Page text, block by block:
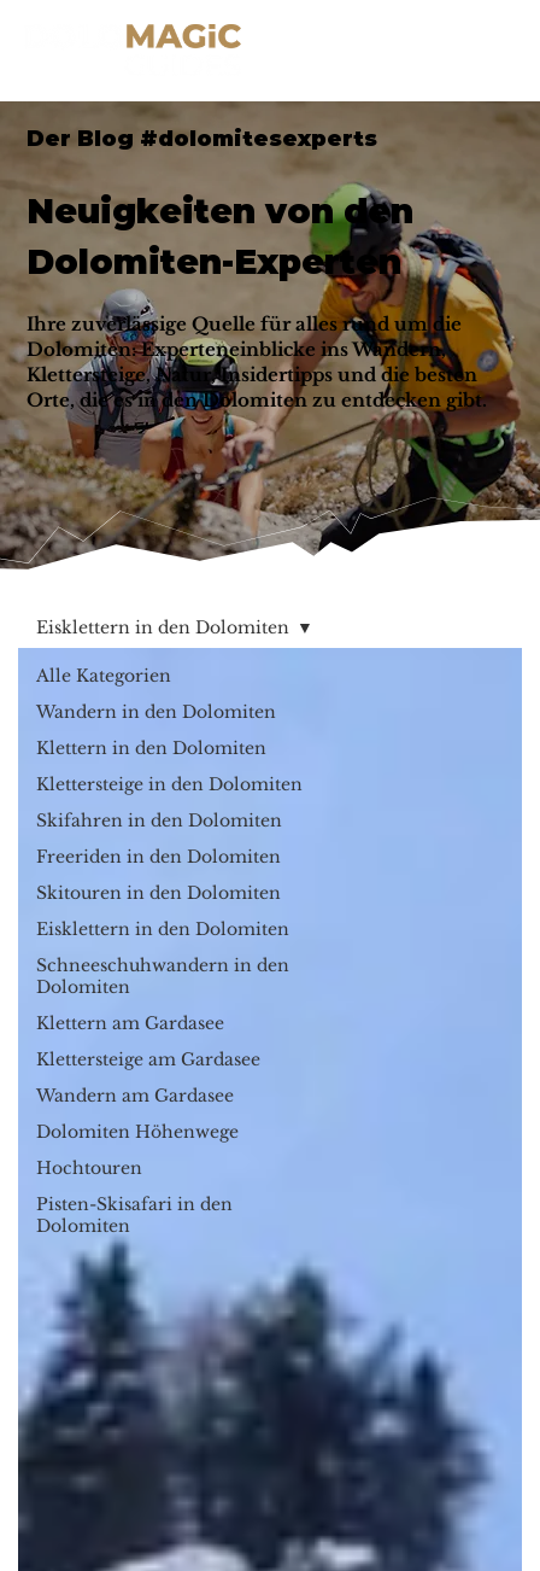
Der Blog #dolomitesexperts
Neuigkeiten von den
Dolomiten-Experten
Ihre zuverlässige Quelle für alles rund um die
Dolomiten: Experteneinblicke ins Wandern,
Klettersteige, Natur, Insidertipps und die besten
Orte, die es in den Dolomiten zu entdecken gibt.
Alle Kategorien
Wandern in den Dolomiten
Klettern in den Dolomiten
Klettersteige in den Dolomiten
Skifahren in den Dolomiten
Freeriden in den Dolomiten
Skitouren in den Dolomiten
Eisklettern in den Dolomiten
Schneeschuhwandern in den
Dolomiten
Klettern am Gardasee
Klettersteige am Gardasee
Wandern am Gardasee
Dolomiten Höhenwege
Hochtouren
Pisten-Skisafari in den
Dolomiten
Eisklettern in den Dolomiten